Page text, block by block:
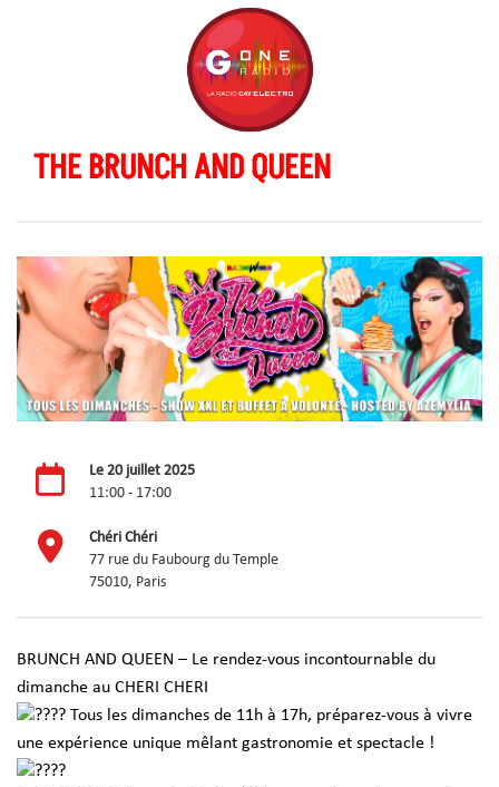
THE BRUNCH AND QUEEN
Le 20 juillet 2025
11:00 - 17:00
Chéri Chéri
77 rue du Faubourg du Temple
75010, Paris
BRUNCH AND QUEEN – Le rendez-vous incontournable du
dimanche au CHERI CHERI
Tous les dimanches de 11h à 17h, préparez-vous à vivre
une expérience unique mêlant gastronomie et spectacle !